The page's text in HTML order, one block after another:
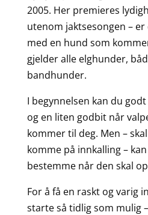
2005. Her premieres
utenom jaktsesongen –
med en hund som
gjelder alle elghunder,
bandhunder.
I begynnelsen kan du
og en liten godbit når
kommer til deg. Men –
komme på innkalling –
bestemme når den skal
For å få en raskt og varig
starte så tidlig som mulig